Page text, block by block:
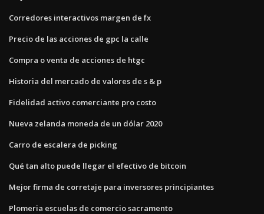
Corredores interactivos margen de fx
Precio de las acciones de gpc la calle
Compra o venta de acciones de htgc
Historia del mercado de valores de s & p
Fidelidad activo comerciante pro costo
Nueva zelanda moneda de un dólar 2020
Carro de escalera de picking
Qué tan alto puede llegar el efectivo de bitcoin
Mejor firma de corretaje para inversores principiantes
Plomeria escuelas de comercio sacramento